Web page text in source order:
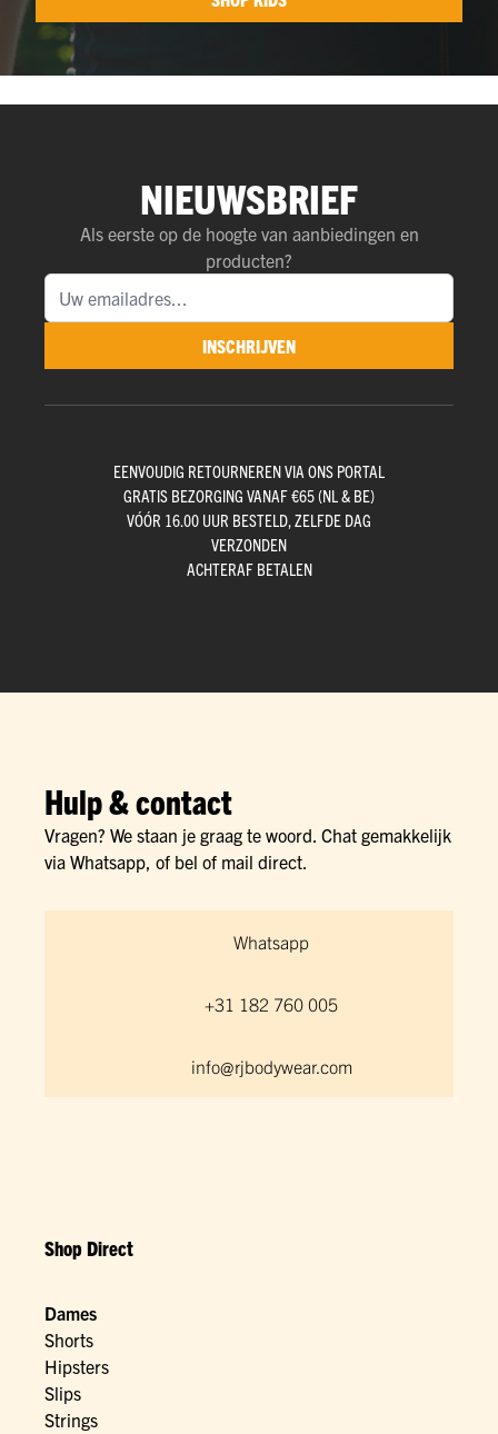
NIEUWSBRIEF
Als eerste op de hoogte van aanbiedingen en
producten?
INSCHRIJVEN
EENVOUDIG RETOURNEREN VIA ONS PORTAL
GRATIS BEZORGING VANAF €65 (NL & BE)
VÓÓR 16.00 UUR BESTELD, ZELFDE DAG
VERZONDEN
ACHTERAF BETALEN
Hulp & contact
Vragen? We staan je graag te woord. Chat gemakkelijk
via Whatsapp, of bel of mail direct.
Whatsapp
+31 182 760 005
info@rjbodywear.com
Shop Direct
Dames
Shorts
Hipsters
Slips
Strings